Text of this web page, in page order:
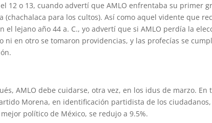
12 o 13, cuando advertí que AMLO enfrentaba su primer
(chachalaca para los cultos). Así como aquel vidente que
el lejano año 44 a. C., yo advertí que si AMLO perdía la
ni en otro se tomaron providencias, y las profecías se
AMLO debe cuidarse, otra vez, en los idus de marzo.
Morena, en identificación partidista de los ciudadanos,
político de México, se redujo a 9.5%.